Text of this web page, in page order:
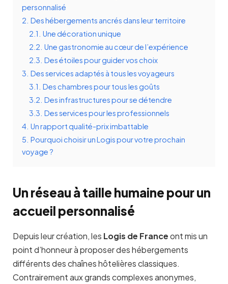
personnalisé
2. Des hébergements ancrés dans leur territoire
2.1. Une décoration unique
2.2. Une gastronomie au cœur de l’expérience
2.3. Des étoiles pour guider vos choix
3. Des services adaptés à tous les voyageurs
3.1. Des chambres pour tous les goûts
3.2. Des infrastructures pour se détendre
3.3. Des services pour les professionnels
4. Un rapport qualité-prix imbattable
5. Pourquoi choisir un Logis pour votre prochain
voyage ?
Un réseau à taille humaine pour un
accueil personnalisé
Depuis leur création, les Logis de Franceont mis un
point d’honneur à proposer des hébergements
différents des chaînes hôtelières classiques.
Contrairement aux grands complexes anonymes,